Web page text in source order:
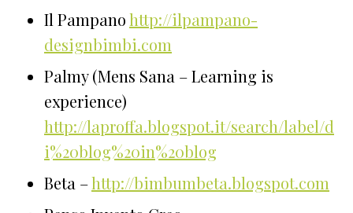
Il Pampanohttp://ilpampano-
designbimbi.com
Palmy (Mens Sana – Learning is
experience)
http://laproffa.blogspot.it/search/label/d
i%20blog%20in%20blog
Beta –http://bimbumbeta.blogspot.com